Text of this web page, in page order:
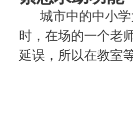
城市中的中小学
时，在场的一个老
延误，所以在教室